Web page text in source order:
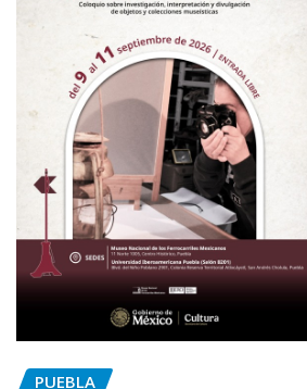
PUEBLA